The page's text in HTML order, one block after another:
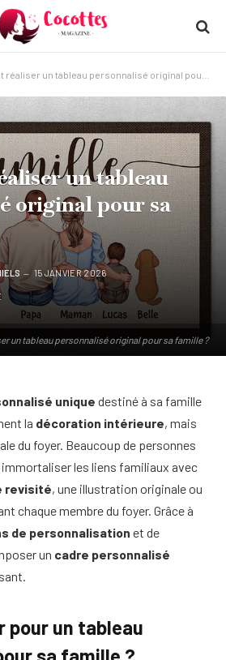
un tableau personnalisé original pour sa famille ?
un tableau personnalisé original pour sa famille ?
un tableau
original pour sa
15 JANVIER 2026
unique destiné à sa famille
la décoration intérieure, mais
du foyer. Beaucoup de personnes
immortaliser les liens familiaux avec
revisité, une illustration originale ou
chaque membre du foyer. Grâce à
de personnalisation et de
un cadre personnalisé
pour un tableau